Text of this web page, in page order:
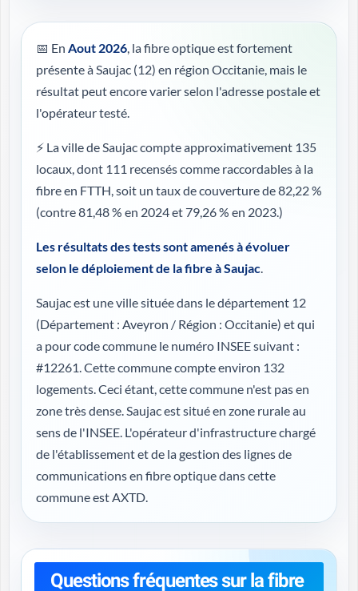
📅 En Aout 2026, la fibre optique est fortement
présente à Saujac (12) en région Occitanie, mais le
résultat peut encore varier selon l'adresse postale et
l'opérateur testé.
⚡ La ville de Saujac compte approximativement 135
locaux, dont 111 recensés comme raccordables à la
fibre en FTTH, soit un taux de couverture de 82,22 %
(contre 81,48 % en 2024 et 79,26 % en 2023.)
Les résultats des tests sont amenés à évoluer
selon le déploiement de la fibre à Saujac.
Saujac est une ville située dans le département 12
(Département : Aveyron / Région : Occitanie) et qui
a pour code commune le numéro INSEE suivant :
#12261. Cette commune compte environ 132
logements. Ceci étant, cette commune n'est pas en
zone très dense. Saujac est situé en zone rurale au
sens de l'INSEE. L'opérateur d'infrastructure chargé
de l'établissement et de la gestion des lignes de
communications en fibre optique dans cette
commune est AXTD.
Questions fréquentes sur la fibre